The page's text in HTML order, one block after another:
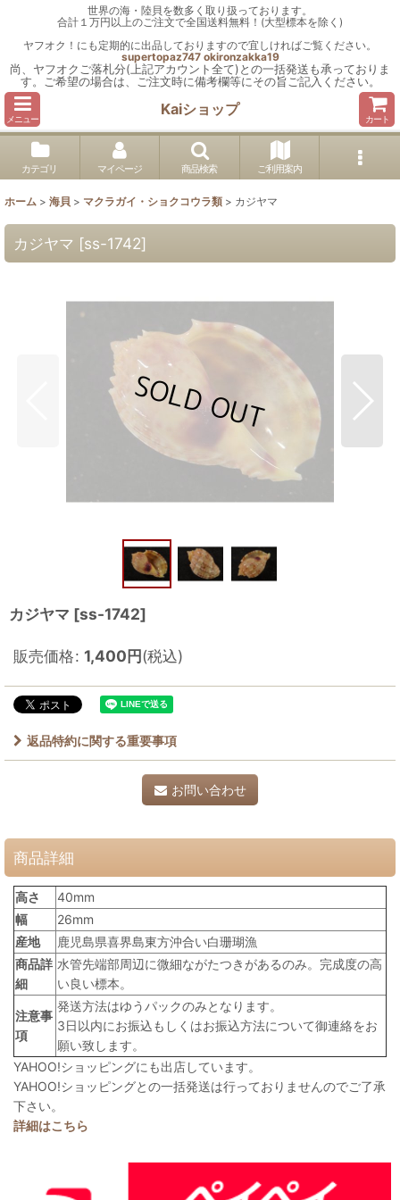
世界の海・陸貝を数多く取り扱っております。
合計１万円以上のご注文で全国送料無料！(大型標本を除く)
ヤフオク！にも定期的に出品しておりますので宜しければご覧ください。
supertopaz747 okironzakka19
尚、ヤフオクご落札分(上記アカウント全て)との一括発送も承っておりま
す。ご希望の場合は、ご注文時に備考欄等にその旨ご記入ください。
メニュー
Kaiショップ
カート
カテゴリ マイページ 商品検索 ご利用案内
ホーム > 海貝 > マクラガイ・ショクコウラ類 > カジヤマ
カジヤマ [ss-1742]
カジヤマ [ss-1742]
販売価格: 1,400円(税込)
返品特約に関する重要事項
お問い合わせ
商品詳細
高さ
40mm
幅
26mm
産地
鹿児島県喜界島東方沖合い白珊瑚漁
商品詳
細
水管先端部周辺に微細ながたつきがあるのみ。完成度の高
い良い標本。
注意事
項
発送方法はゆうパックのみとなります。
3日以内にお振込もしくはお振込方法について御連絡をお
願い致します。
YAHOO!ショッピングにも出店しています。
YAHOO!ショッピングとの一括発送は行っておりませんのでご了承
下さい。
詳細はこちら